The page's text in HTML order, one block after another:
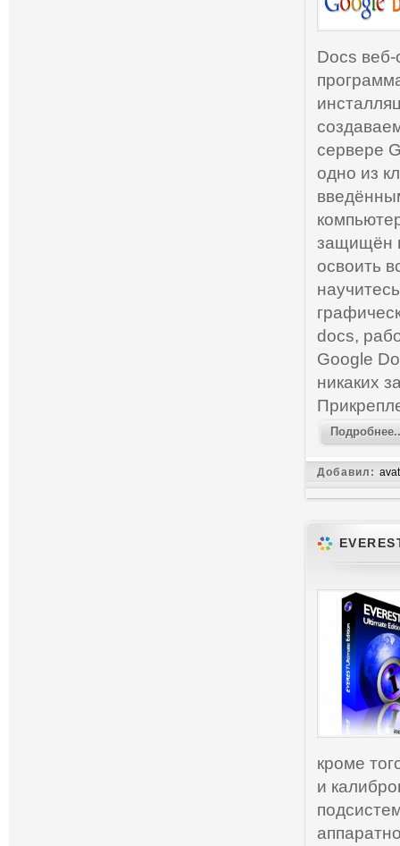
Docs
сервере
одно из
защищён
освоить
docs,
Google
никаких
Добавил:
кроме
и